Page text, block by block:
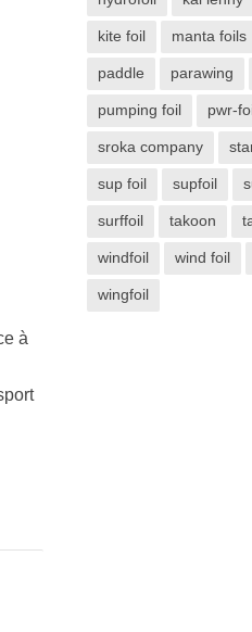
à
kite foil manta foils
paddle parawing
pumping foil pwr-
sroka company
sup foil supfoil
surffoil takoon
windfoil wind foil
wingfoil